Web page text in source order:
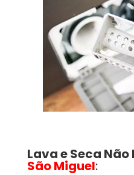
Lava e Seca Não
São Miguel: